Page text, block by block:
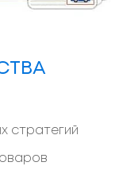
стратегий